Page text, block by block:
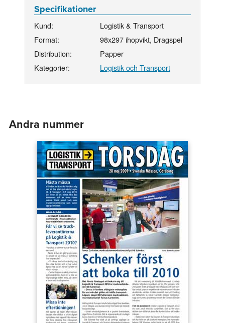
Specifikationer
Kund:
Logistik & Transport
Format:
98x297 ihopvikt, Dragspel
Distribution:
Papper
Kategorier:
Logistik och Transport
Andra nummer